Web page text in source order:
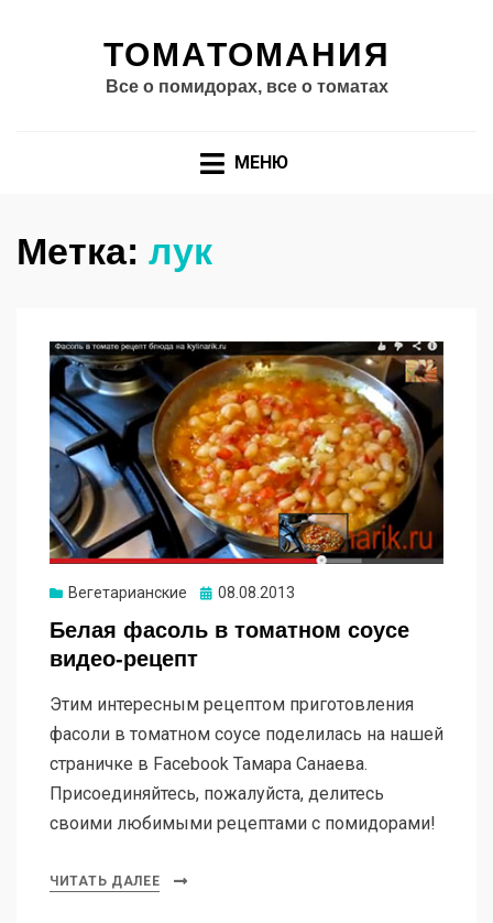
ТОМАТОМАНИЯ
Все о помидорах, все о томатах
МЕНЮ
Метка: лук
Вегетарианские Опубликовано
08.08.2013
Белая фасоль в томатном соусе
видео-рецепт
Этим интересным рецептом приготовления
фасоли в томатном соусе поделилась на нашей
страничке в Facebook Тамара Санаева.
Присоединяйтесь, пожалуйста, делитесь
своими любимыми рецептами с помидорами!
ЧИТАТЬ ДАЛЕЕ